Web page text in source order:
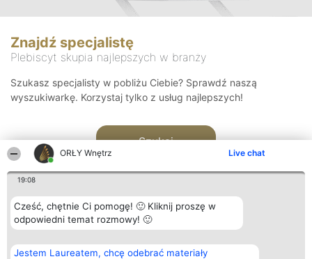
ORŁY Wnętrz Live chat
19:08
Cześć, chętnie Ci pomogę! 🙂 Kliknij proszę w
odpowiedni temat rozmowy! 🙂
Jestem Laureatem, chcę odebrać materiały
Znajdź specjalistę
Plebiscyt skupia najlepszych w branży
Szukasz specjalisty w pobliżu Ciebie? Sprawdź naszą
wyszukiwarkę. Korzystaj tylko z usług najlepszych!
Szukaj
Organizator plebiscytu
Bright Side Solutions sp. z o.
Plebiscyt
Laureaci
Kontakt
Kontakt